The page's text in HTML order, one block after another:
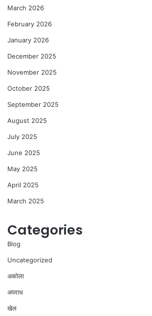
March 2026
February 2026
January 2026
December 2025
November 2025
October 2025
September 2025
August 2025
July 2025
June 2025
May 2025
April 2025
March 2025
Categories
Blog
Uncategorized
अकोला
अपराध
खेल